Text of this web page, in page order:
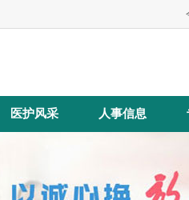
医护风采 人事信息